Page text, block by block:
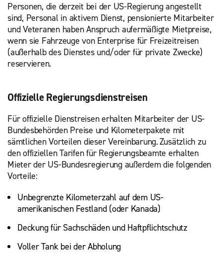
Personen, die derzeit bei der US-Regierung angestellt
sind, Personal in aktivem Dienst, pensionierte Mitarbeiter
und Veteranen haben Anspruch aufermäßigte Mietpreise,
wenn sie Fahrzeuge von Enterprise für Freizeitreisen
(außerhalb des Dienstes und/oder für private Zwecke)
reservieren.
Offizielle Regierungsdienstreisen
Für offizielle Dienstreisen erhalten Mitarbeiter der US-
Bundesbehörden Preise und Kilometerpakete mit
sämtlichen Vorteilen dieser Vereinbarung. Zusätzlich zu
den offiziellen Tarifen für Regierungsbeamte erhalten
Mieter der US-Bundesregierung außerdem die folgenden
Vorteile:
Unbegrenzte Kilometerzahl auf dem US-
amerikanischen Festland (oder Kanada)
Deckung für Sachschäden und Haftpflichtschutz
Voller Tank bei der Abholung